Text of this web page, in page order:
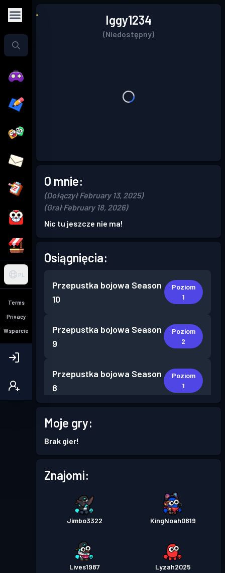
PL
Terms
Privacy
Wsparcie
Iggy1234
(Niedostępny)
O mnie:
(Dołączył February 13, 2025)
(Grał February 18, 2026)
Nic tu jeszcze nie ma!
Osiągnięcia:
Przepustka bojowa Season
10
Poziom
1
Przepustka bojowa Season
9
Poziom
2
Przepustka bojowa Season
8
Poziom
1
Przepustka bojowa
6
Przepustka bojowa
Poziom
4
Przepustka bojowa
Poziom
Moje gry:
Brak gier!
Znajomi:
Jimbo3322 KingNoah0819
Lives1987 Lyzah2025